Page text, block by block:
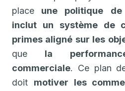
place une politique de
inclut un système de
primes aligné sur les
que la
commerciale. Ce plan
doit motiver les